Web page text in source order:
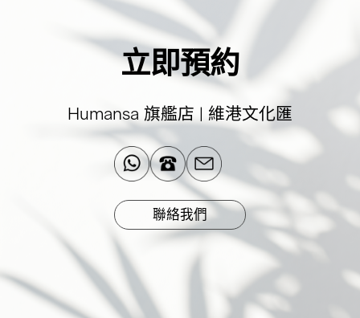
立即預約
Humansa 旗艦店 | 維港文化匯
聯絡我們